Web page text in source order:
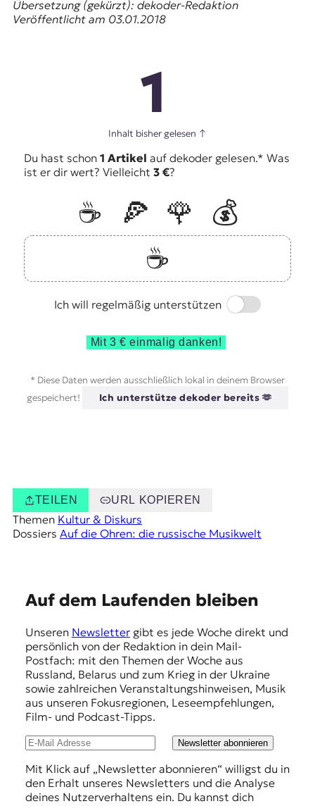
Übersetzung (gekürzt): dekoder-Redaktion
Veröffentlicht am 03.01.2018
1
Inhalt bisher gelesen ↑
Du hast schon 1 Artikel auf dekoder gelesen.* Was
ist er dir wert? Vielleicht 3 €?
☕️ 🍕 🌹
💰
☕️
Ich will regelmäßig unterstützen
Switch
Mit 3 € einmalig danken!
* Diese Daten werden ausschließlich lokal in deinem Browser
gespeichert!
Ich unterstütze dekoder bereits 🫶
TEILEN URL KOPIEREN
Themen Kultur & Diskurs
Dossiers Auf die Ohren: die russische Musikwelt
Auf dem Laufenden bleiben
Unseren Newslettergibt es jede Woche direkt und
persönlich von der Redaktion in dein Mail-
Postfach: mit den Themen der Woche aus
Russland, Belarus und zum Krieg in der Ukraine
sowie zahlreichen Veranstaltungshinweisen, Musik
aus unseren Fokusregionen, Leseempfehlungen,
Film- und Podcast-Tipps.
Newsletter abonnieren
Mit Klick auf „Newsletter abonnieren“ willigst du in
den Erhalt unseres Newsletters und die Analyse
deines Nutzerverhaltens ein. Du kannst dich